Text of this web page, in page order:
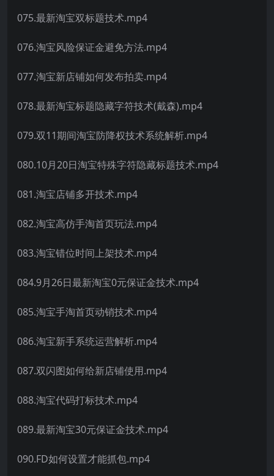
075.最新淘宝双标题技术.mp4
076.淘宝风险保证金避免方法.mp4
077.淘宝新店铺如何发布拍卖.mp4
078.最新淘宝标题隐藏字符技术(戴森).mp4
079.双11期间淘宝防降权技术系统解析.mp4
080.10月20日淘宝特殊字符隐藏标题技术.mp4
081.淘宝店铺多开技术.mp4
082.淘宝高仿手淘首页玩法.mp4
083.淘宝错位时间上架技术.mp4
084.9月26日最新淘宝0元保证金技术.mp4
085.淘宝手淘首页动销技术.mp4
086.淘宝新手系统运营解析.mp4
087.双闪图如何给新店铺使用.mp4
088.淘宝代码打标技术.mp4
089.最新淘宝30元保证金技术.mp4
090.FD如何设置才能抓包.mp4